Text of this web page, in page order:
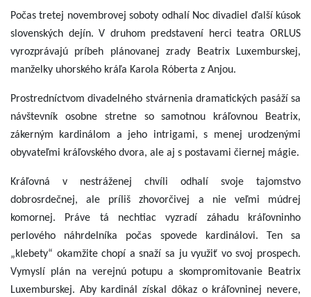
Počas tretej novembrovej soboty odhalí Noc divadiel ďalší kúsok
slovenských dejín. V druhom predstavení herci teatra ORLUS
vyrozprávajú príbeh plánovanej zrady Beatrix Luxemburskej,
manželky uhorského kráľa Karola Róberta z Anjou.
Prostredníctvom divadelného stvárnenia dramatických pasáží sa
návštevník osobne stretne so samotnou kráľovnou Beatrix,
zákerným kardinálom a jeho intrigami, s menej urodzenými
obyvateľmi kráľovského dvora, ale aj s postavami čiernej mágie.
Kráľovná v nestráženej chvíli odhalí svoje tajomstvo
dobrosrdečnej, ale príliš zhovorčivej a nie veľmi múdrej
komornej. Práve tá nechtiac vyzradí záhadu kráľovninho
perlového náhrdelníka počas spovede kardinálovi. Ten sa
„klebety“ okamžite chopí a snaží sa ju využiť vo svoj prospech.
Vymyslí plán na verejnú potupu a skompromitovanie Beatrix
Luxemburskej. Aby kardinál získal dôkaz o kráľovninej nevere,